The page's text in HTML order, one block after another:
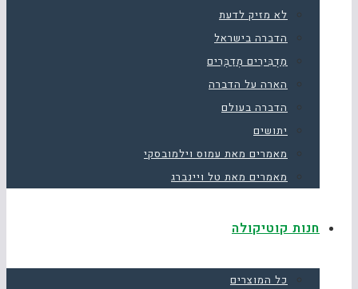
לא מזיק לדעת
הדברה בישראל
מַדְבִּירִים מְדַבְּרִים
הארה על הדברה
הדברה בעולם
יתושים
מאמרים מאת עמוס וילמובסקי
מאמרים מאת טל ויינברג
חנות קוטיקולה
כל המוצרים